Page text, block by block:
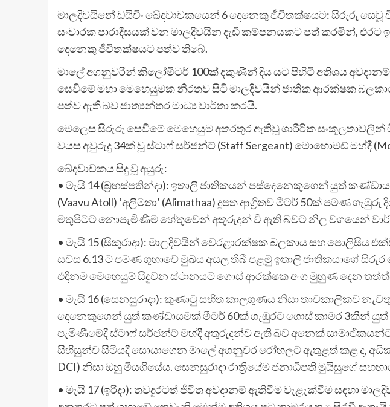
මාලදිවයිනේ ඩයිවිං ඛේදවාචකයෙන් 6 දෙනෙකු ජීවිතක්ෂයට: සිරුරු
සංචාරක පාරාදීසයක් වන මාලදිවයින දැඩි කම්පනයකට පත් කරමින්,
දෙනෙකු ජීවිතක්ෂයට පත්ව තිබේ.
මාලේ අගනුවරින් කිලෝමීටර් 100ක් දකුණින් දිය යට පිහිටි අතිශය
සෙවීමේ මහා මෙහෙයුමක නිරතව සිටි මාලදිවයින් ජාතික ආරක්ෂක
පත්ව ඇති බව ජාත්‍යන්තර මාධ්‍ය වාර්තා කරයි.
මෙලෙස සිරුරු සෙවීමේ මෙහෙයුම අතරතුර ඇතිවූ ශාරීරික
වයස අවුරුදු 34ක් වූ ස්ටාෆ් සර්ජන්ට් (Staff Sergeant) මොහොමඩ් මහ්දී
ඛේදවාචකය සිදු වූ අයුරු:
• මැයි 14 (බ්‍රහස්පතින්දා): ඉතාලි ජාතිකයන් පස්දෙනෙකුගෙන් යුත්
(Vaavu Atoll) ‘අලිමතා’ (Alimathaa) දූපත ආශ්‍රිතව මීටර් 50ක් පමණ
මතුපිටට නොපැමිණීම හේතුවෙන් අතුරුදන් වී ඇති බවට නිල වශයෙන්
• මැයි 15 (සිකුරාදා): මාලදිවයින් වෙරළාරක්ෂක බලකාය සහ
සවස 6.13 ට පමණ ගුහාවේ මුඛය අසල තිබී පළමු ඉතාලි ජාතිකයාගේ
එදිනම මෙහෙයුම් සිදුවන ස්ථානයට ගොස් ආරක්ෂක අංශ මුහුණ දෙන
• මැයි 16 (සෙනසුරාදා): කුණාටු සහිත කාලගුණය නිසා තාවකාලිකව
දෙනෙකුගෙන් යුත් කණ්ඩායමක් මීටර් 60ක් ගැඹුරට ගොස් කාමර 3කින් යුත්
පැමිණීමේදී ස්ටාෆ් සර්ජන්ට් මහ්දී අතුරුදන්ව ඇති බව අනෙක්
සිහිසුන්ව සිටියදී සොයාගෙන මාලේ අගනුවර රෝහලට ඇතුළත් කළ ද, අධික
DCI) නිසා ඔහු මියගියේය. සෙනසුරාදා රාත්‍රියේම ජනාධිපති මුයිසුගේ
• මැයි 17 (ඉරිදා): තවදුරටත් ජීවිත අවදානම් ඇතිවීම වැළැක්වීම සඳහා